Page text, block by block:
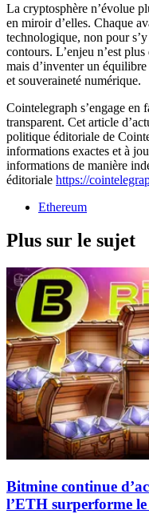
La cryptosphère n’évolue
en miroir d’elles. Chaque
technologique, non pour
contours. L’enjeu n’est
mais d’inventer un
et souveraineté numérique.
Cointelegraph s’engage en
transparent. Cet article
politique éditoriale de
informations exactes et à
informations de manière
éditoriale https://
Ethereum
Plus sur le sujet
Bitmine continue
l’ETH surperforme